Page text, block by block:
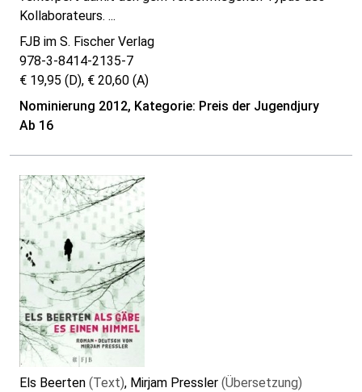
Kollaborateurs. ...
FJB im S. Fischer Verlag
978-3-8414-2135-7
€ 19,95 (D), € 20,60 (A)
Nominierung 2012, Kategorie: Preis der Jugendjury
Ab 16
Els Beerten (Text), Mirjam Pressler (Übersetzung)